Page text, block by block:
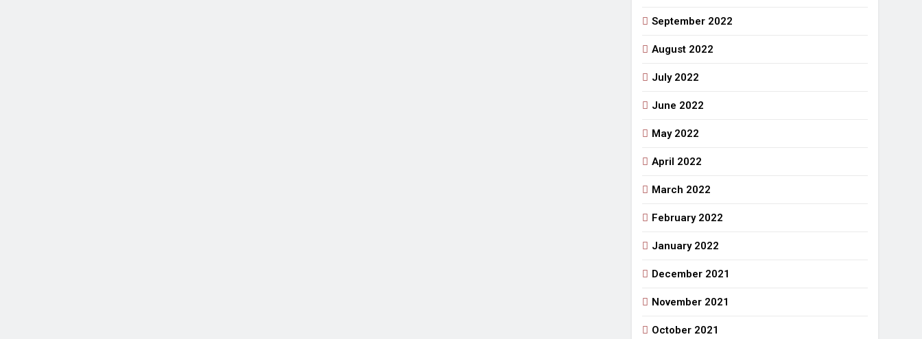
September 2022
August 2022
July 2022
June 2022
May 2022
April 2022
March 2022
February 2022
January 2022
December 2021
November 2021
October 2021